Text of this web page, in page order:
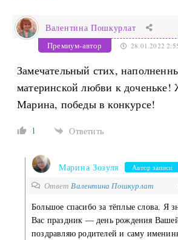
Валентина Пошкурлат
Премиум-автор 28.01.2022
Замечательный стих,
материнской любви к
Марина, победы в конкурсе!
1 Ответить
Марина Зозуля Автор записи
ОтветВалентина Пошкурлат
Большое спасибо за тёплые слова. Я
Вас праздник — день рождения
поздравляю родителей и саму